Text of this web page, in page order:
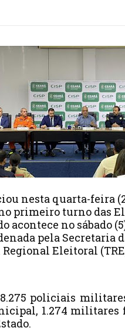
nesta quarta-feira
primeiro turno das
acontece no sábado
pela Secretaria
Eleitoral
policiais
1.274 militares